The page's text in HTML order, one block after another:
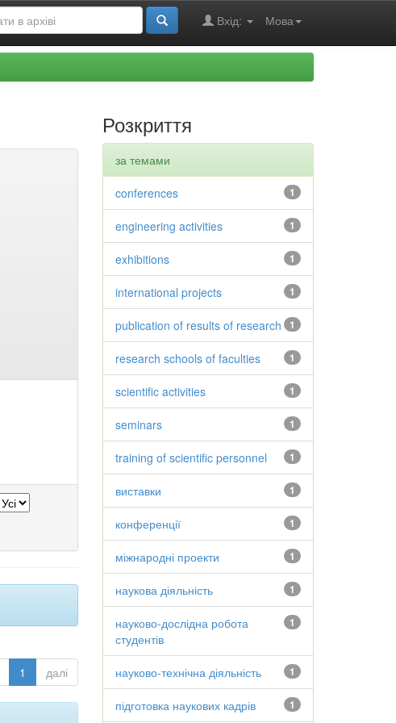
Мова
Вхід:
1 далі
Розкриття
за темами
1
conferences
1
engineering activities
1
exhibitions
1
international projects
1
publication of results of research
1
research schools of faculties
1
scientific activities
1
seminars
1
training of scientific personnel
1
виставки
1
конференції
1
міжнародні проекти
1
наукова діяльність
1
науково-дослідна робота
студентів
1
науково-технічна діяльність
1
підготовка наукових кадрів